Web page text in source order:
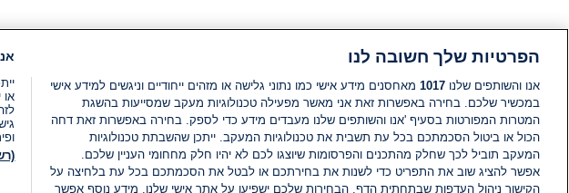
הפרטיות שלך חשובה לנו
אנו והשותפים שלנו 1017 מאחסנים מידע אישי כמו נתוני גלישה או מזהים ייחודיים וניגשים למידע אישי
במכשיר שלכם. בחירה באפשרות זאת אני מאשר מפעילה טכנולוגיות מעקב שמסייעות בהשגת
המטרות המפורטות בסעיף 'אנו והשותפים שלנו מעבדים מידע כדי לספק. בחירה באפשרות זאת דחה
הכול או ביטול הסכמתכם בכל עת תשבית את טכנולוגיות המעקב. ייתכן שהשבתת טכנולוגיות
המעקב תוביל לכך שחלק מהתכנים והפרסומות שיוצגו לכם לא יהיו חלק מחחומי העניין שלכם.
אפשר להציג שוב את התפריט כדי לשנות את בחירתכם או לבטל את הסכמתכם בכל עת בלחיצה על
הקישור ניהול העדפות שבתחתית הדף. הבחירות שלכם ישפיעו על אתר אישי שלנו. מידע נוסף אפשר